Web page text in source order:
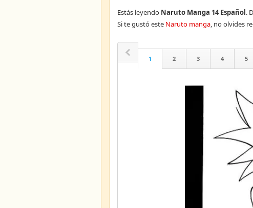
Estás leyendo Naruto Manga 14 Español.
Si te gustó este Naruto manga, no olvides
1 2 3 4 5